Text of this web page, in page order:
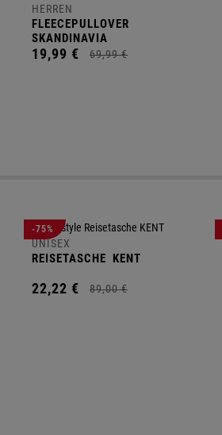
HERREN
FLEECEPULLOVER
SKANDINAVIA
19,99 € 69,99 €
-75%
UNISEX
REISETASCHE KENT
22,22 € 89,00 €